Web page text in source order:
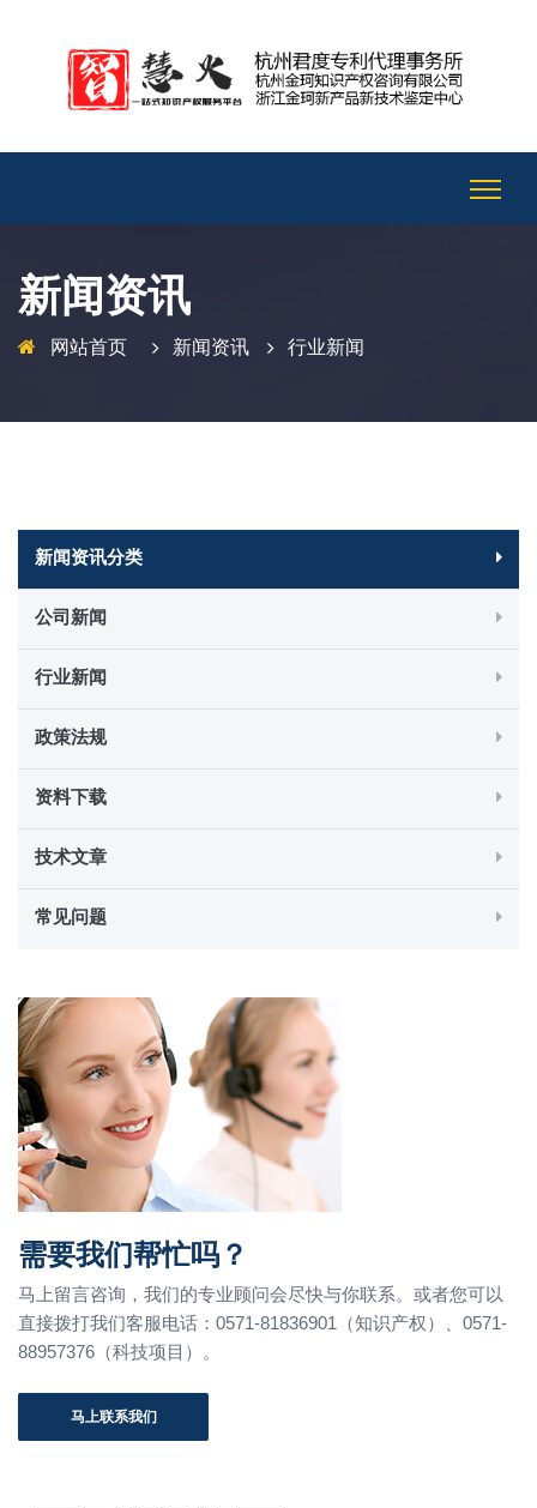
新闻资讯
网站首页 新闻资讯 行业新闻
新闻资讯分类
公司新闻
行业新闻
政策法规
资料下载
技术文章
常见问题
需要我们帮忙吗？
马上留言咨询，我们的专业顾问会尽快与你联系。或者您可以
直接拨打我们客服电话：0571-81836901（知识产权）、0571-
88957376（科技项目）。
马上联系我们